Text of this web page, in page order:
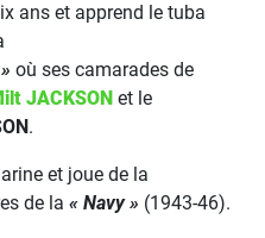
ans et apprend le tuba
où ses camarades de
JACKSON et le
.
et joue de la
de la « Navy » (1943-46).